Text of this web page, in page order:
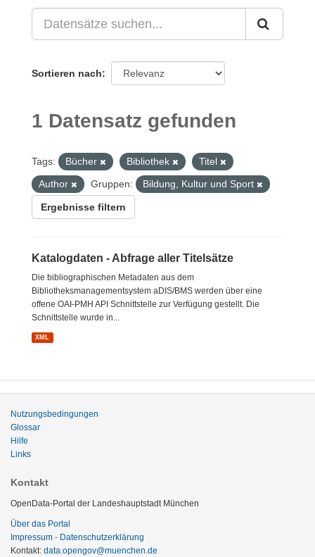
Sortieren nach
1 Datensatz gefunden
Tags: Bücher Bibliothek
Titel
Author
Gruppen: Bildung, Kultur und Sport
Ergebnisse filtern
Katalogdaten - Abfrage aller Titelsätze
Die bibliographischen Metadaten aus dem
Bibliotheksmanagementsystem aDIS/BMS werden über eine
offene OAI-PMH API Schnittstelle zur Verfügung gestellt. Die
Schnittstelle wurde in...
XML
Nutzungsbedingungen
Glossar
Hilfe
Links
Kontakt
OpenData-Portal der Landeshauptstadt München
Über das Portal
Impressum - Datenschutzerklärung
Kontakt: data.opengov@muenchen.de